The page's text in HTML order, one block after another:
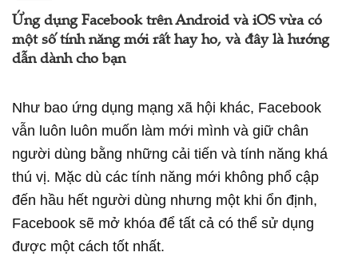
Ứng dụng Facebook trên Android và iOS vừa có
một số tính năng mới rất hay ho, và đây là hướng
dẫn dành cho bạn
Như bao ứng dụng mạng xã hội khác, Facebook
vẫn luôn luôn muốn làm mới mình và giữ chân
người dùng bằng những cải tiến và tính năng khá
thú vị. Mặc dù các tính năng mới không phổ cập
đến hầu hết người dùng nhưng một khi ổn định,
Facebook sẽ mở khóa để tất cả có thể sử dụng
được một cách tốt nhất.